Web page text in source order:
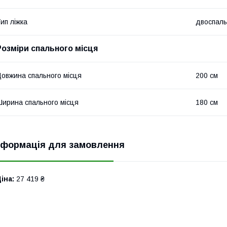
ліжка
спального місця
спального місця 200 см
спального місця 180 см
для замовлення
27 419 ₴